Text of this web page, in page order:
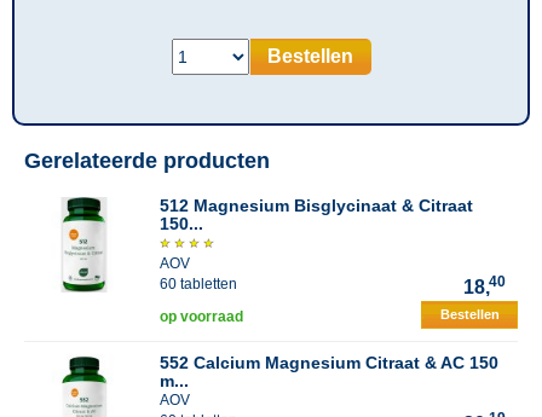
Bestellen
Gerelateerde producten
512 Magnesium Bisglycinaat & Citraat
150...
AOV
60 tabletten
18,40
op voorraad Bestellen
552 Calcium Magnesium Citraat & AC 150
m...
AOV